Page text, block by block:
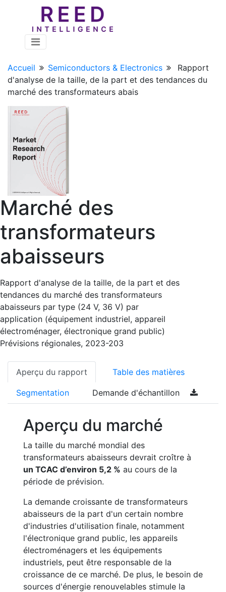
Accueil Semiconductors & Electronics
Rapport
d'analyse de la taille, de la part et des tendances du
marché des transformateurs abais
Marché des
transformateurs
abaisseurs
Rapport d'analyse de la taille, de la part et des
tendances du marché des transformateurs
abaisseurs par type (24 V, 36 V) par
application (équipement industriel, appareil
électroménager, électronique grand public)
Prévisions régionales, 2023-203
Aperçu du rapport Table des matières
Segmentation Demande d'échantillon
Aperçu du marché
La taille du marché mondial des
transformateurs abaisseurs devrait croître à
un TCAC d’environ 5,2 % au cours de la
période de prévision.
La demande croissante de transformateurs
abaisseurs de la part d'un certain nombre
d'industries d'utilisation finale, notamment
l'électronique grand public, les appareils
électroménagers et les équipements
industriels, peut être responsable de la
croissance de ce marché. De plus, le besoin de
sources d'énergie renouvelables stimule la